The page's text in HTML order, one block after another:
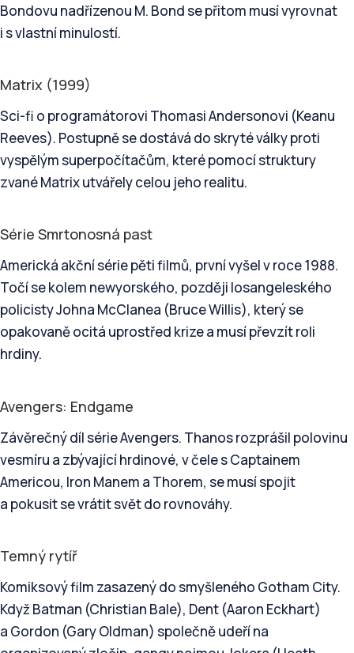
Bondovu nadřízenou M. Bond se přitom musí vyrovnat
i s vlastní minulostí.
Matrix (1999)
Sci-fi o programátorovi Thomasi Andersonovi (Keanu
Reeves). Postupně se dostává do skryté války proti
vyspělým superpočítačům, které pomocí struktury
zvané Matrix utvářely celou jeho realitu.
Série Smrtonosná past
Americká akční série pěti filmů, první vyšel v roce 1988.
Točí se kolem newyorského, později losangeleského
policisty Johna McClanea (Bruce Willis), který se
opakovaně ocitá uprostřed krize a musí převzít roli
hrdiny.
Avengers: Endgame
Závěrečný díl série Avengers. Thanos rozprášil polovinu
vesmíru a zbývající hrdinové, v čele s Captainem
Americou, Iron Manem a Thorem, se musí spojit
a pokusit se vrátit svět do rovnováhy.
Temný rytíř
Komiksový film zasazený do smyšleného Gotham City.
Když Batman (Christian Bale), Dent (Aaron Eckhart)
a Gordon (Gary Oldman) společně udeří na